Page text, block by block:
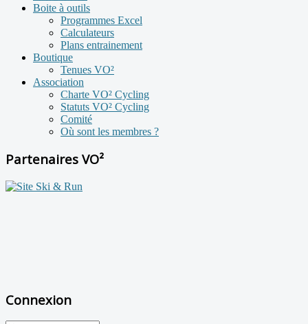
Boite à outils
Programmes Excel
Calculateurs
Plans entrainement
Boutique
Tenues VO²
Association
Charte VO² Cycling
Statuts VO² Cycling
Comité
Où sont les membres ?
Partenaires VO²
Connexion